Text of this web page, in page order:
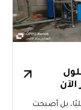
بل أصبحت